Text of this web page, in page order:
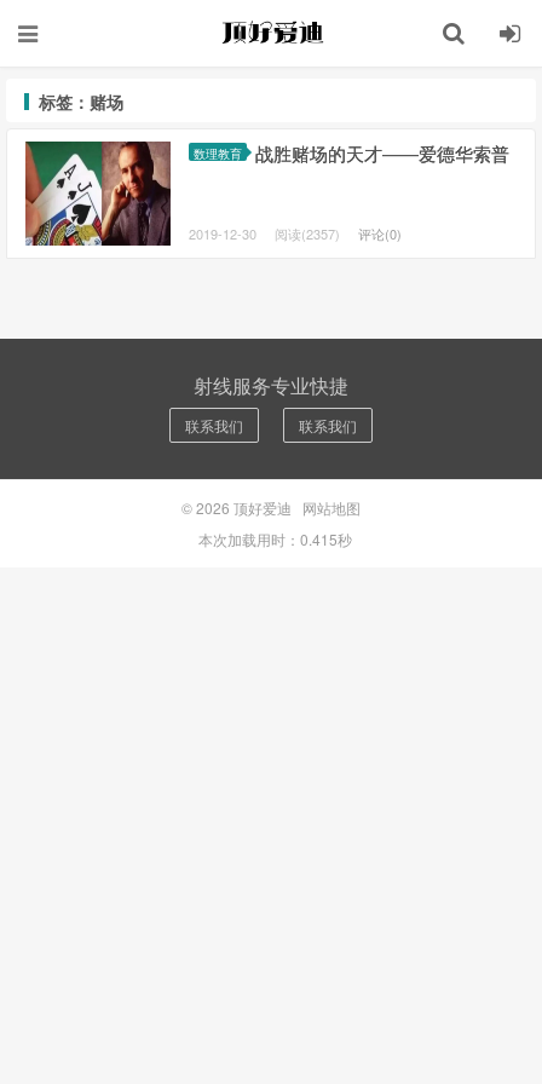
标签：赌场
数理教育 战胜赌场的天才——爱德华索普
2019-12-30 阅读(2357) 评论(0)
射线服务专业快捷
联系我们 联系我们
© 2026 顶好爱迪
网站地图
本次加载用时：0.415秒